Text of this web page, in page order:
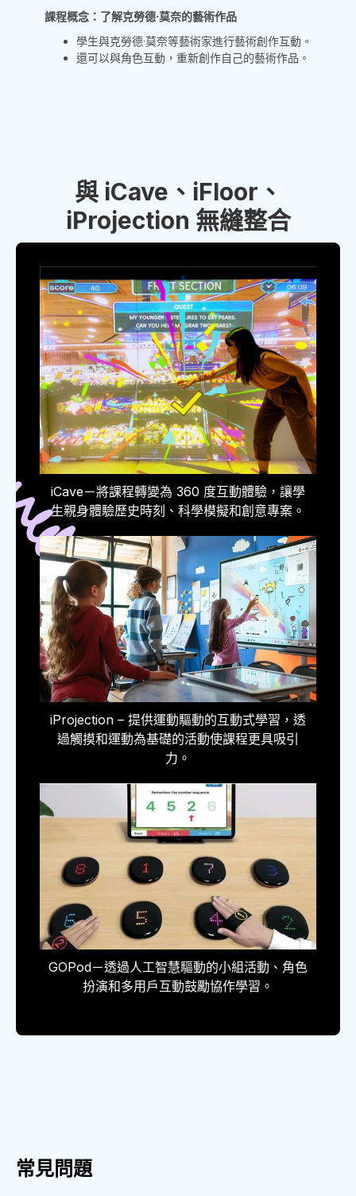
課程概念：了解克勞德·莫奈的藝術作品
學生與克勞德·莫奈等藝術家進行藝術創作互動。
還可以與角色互動，重新創作自己的藝術作品。
與 iCave、iFloor、
iProjection 無縫整合
iCave－將課程轉變為 360 度互動體驗，讓學
生親身體驗歷史時刻、科學模擬和創意專案。
iProjection – 提供運動驅動的互動式學習，透
過觸摸和運動為基礎的活動使課程更具吸引
力。
GOPod－透過人工智慧驅動的小組活動、角色
扮演和多用戶互動鼓勵協作學習。
常見問題